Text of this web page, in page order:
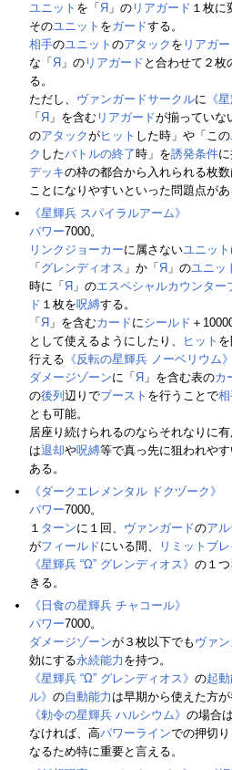
ユニット を「 Я 」の リアガード １枚に
そのユニット をガードする。
相手のユニット のアタック を リアガ
な「 Я 」の リアガード と合わせて２枚
る。
ただし、 ヴァンガードサークルに 《
「 Я 」を含む リアガードが揃っていな
のアタックがヒット した時」や「この
ク したバトルの終了時」を誘発条件
デッキの枠の都合から入れられる枚
ことになりやすいといった問題点があ
《星輝兵 スパイラルアーム》
パワー7000。
リンクジョーカーに属さないユニット
「 グレンディオス 」か「 Я 」のユニッ
時に「 Я 」のエスペシャルカウンター
ド １枚を呪縛する。
「 Я 」を含むカードにシールド ＋
として使えるようにしたり、
ヒット
行える 《反転の星輝兵 ノーベリウム》
ダメージゾーンに「 Я 」を含む表のカ
の後列 辺りでブースト を行うことで
とも可能。
居座り続けられるのならそれなりに有
は退却や呪縛等で真っ先に狙われや
ある。
《ダークエレメンタル ドクヅーク》
パワー7000。
１ ターンに１回、 ヴァンガードのア
がフィールドにいる間、 リミットブレ
《星輝兵 “Ω” グレンディオス》 の１
きる。
《日食の星輝兵 チャコール》
パワー7000。
ダメージゾーンが３枚以下でも ヴァ
効にする永続能力 を持つ。
《星輝兵 “Ω” グレンディオス》 の起
ル》 の自動能力 は早期から使えた方が
《勅令の星輝兵 ハルシウム》 の場合は
なければ、高パワーラインでの押切り
なるため特に重要と言える。